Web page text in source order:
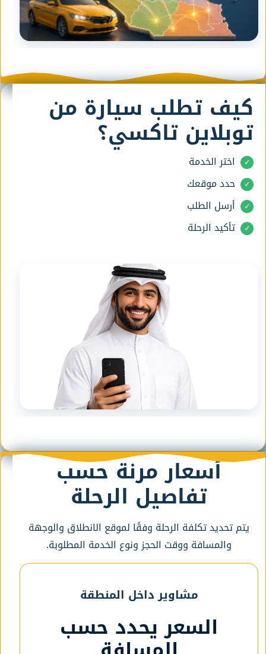
كيف تطلب سيارة من
توبلاين تاكسي؟
اختر الخدمة
حدد موقعك
أرسل الطلب
تأكيد الرحلة
أسعار مرنة حسب
تفاصيل الرحلة
يتم تحديد تكلفة الرحلة وفقًا لموقع الانطلاق والوجهة
والمسافة ووقت الحجز ونوع الخدمة المطلوبة.
مشاوير داخل المنطقة
السعر يحدد حسب